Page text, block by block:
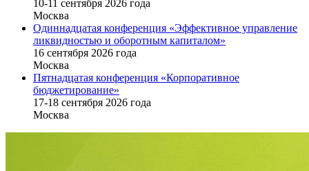
10-11 сентября 2026 года
Москва
Одиннадцатая конференция «Эффективное управление
ликвидностью и оборотным капиталом»
16 cентября 2026 года
Москва
Пятнадцатая конференция «Корпоративное
бюджетирование»
17-18 сентября 2026 года
Москва